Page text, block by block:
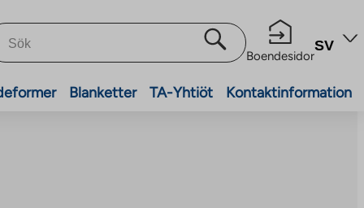
Boendesidor
SV
Blanketter TA-Yhtiöt Kontaktinformation